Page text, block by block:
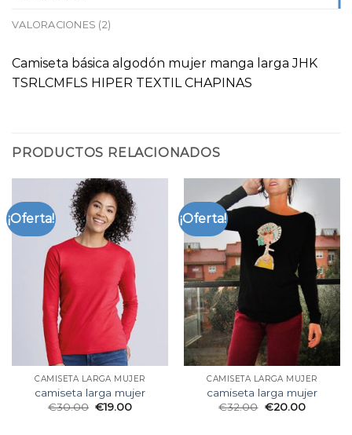
VALORACIONES (2)
Camiseta básica algodón mujer manga larga JHK
TSRLCMFLS HIPER TEXTIL CHAPINAS
PRODUCTOS RELACIONADOS
¡Oferta!
CAMISETA LARGA MUJER
camiseta larga mujer
€30.00 €19.00
¡Oferta!
CAMISETA LARGA MUJER
camiseta larga mujer
€32.00 €20.00